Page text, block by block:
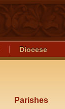
Diocese
Parishes